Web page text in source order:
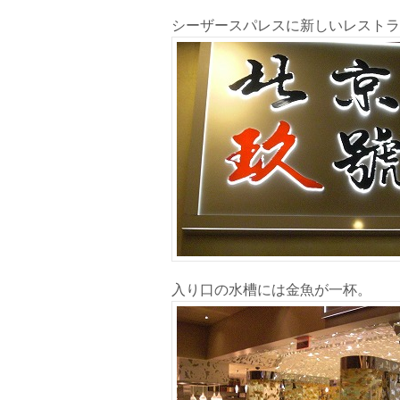
シーザースパレスに新しいレスト
入り口の水槽には金魚が一杯。